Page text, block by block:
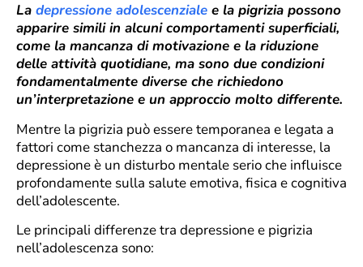
La depressione adolescenziale e la pigrizia possono
apparire simili in alcuni comportamenti superficiali,
come la mancanza di motivazione e la riduzione
delle attività quotidiane, ma sono due condizioni
fondamentalmente diverse che richiedono
un’interpretazione e un approccio molto differente.
Mentre la pigrizia può essere temporanea e legata a
fattori come stanchezza o mancanza di interesse, la
depressione è un disturbo mentale serio che influisce
profondamente sulla salute emotiva, fisica e cognitiva
dell’adolescente.
Le principali differenze tra depressione e pigrizia
nell’adolescenza sono: